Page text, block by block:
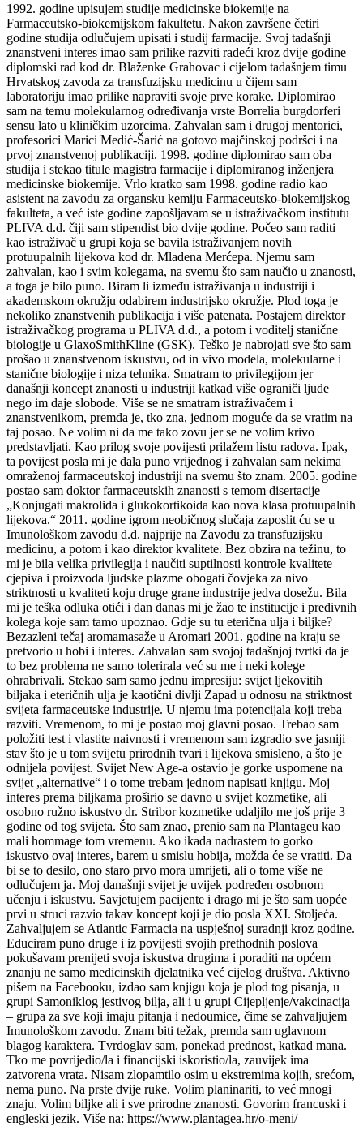
1992. godine upisujem studije medicinske biokemije na
Farmaceutsko-biokemijskom fakultetu. Nakon završene četiri
godine studija odlučujem upisati i studij farmacije. Svoj tadašnji
znanstveni interes imao sam prilike razviti radeći kroz dvije godine
diplomski rad kod dr. Blaženke Grahovac i cijelom tadašnjem timu
Hrvatskog zavoda za transfuzijsku medicinu u čijem sam
laboratoriju imao prilike napraviti svoje prve korake. Diplomirao
sam na temu molekularnog određivanja vrste Borrelia burgdorferi
sensu lato u kliničkim uzorcima. Zahvalan sam i drugoj mentorici,
profesorici Marici Medić-Šarić na gotovo majčinskoj podršci i na
prvoj znanstvenoj publikaciji. 1998. godine diplomirao sam oba
studija i stekao titule magistra farmacije i diplomiranog inženjera
medicinske biokemije. Vrlo kratko sam 1998. godine radio kao
asistent na zavodu za organsku kemiju Farmaceutsko-biokemijskog
fakulteta, a već iste godine zapošljavam se u istraživačkom institutu
PLIVA d.d. čiji sam stipendist bio dvije godine. Počeo sam raditi
kao istraživač u grupi koja se bavila istraživanjem novih
protuupalnih lijekova kod dr. Mladena Merćepa. Njemu sam
zahvalan, kao i svim kolegama, na svemu što sam naučio u znanosti,
a toga je bilo puno. Biram li između istraživanja u industriji i
akademskom okružju odabirem industrijsko okružje. Plod toga je
nekoliko znanstvenih publikacija i više patenata. Postajem direktor
istraživačkog programa u PLIVA d.d., a potom i voditelj stanične
biologije u GlaxoSmithKline (GSK). Teško je nabrojati sve što sam
prošao u znanstvenom iskustvu, od in vivo modela, molekularne i
stanične biologije i niza tehnika. Smatram to privilegijom jer
današnji koncept znanosti u industriji katkad više ograniči ljude
nego im daje slobode. Više se ne smatram istraživačem i
znanstvenikom, premda je, tko zna, jednom moguće da se vratim na
taj posao. Ne volim ni da me tako zovu jer se ne volim krivo
predstavljati. Kao prilog svoje povijesti prilažem listu radova. Ipak,
ta povijest posla mi je dala puno vrijednog i zahvalan sam nekima
omraženoj farmaceutskoj industriji na svemu što znam. 2005. godine
postao sam doktor farmaceutskih znanosti s temom disertacije
„Konjugati makrolida i glukokortikoida kao nova klasa protuupalnih
lijekova.“ 2011. godine igrom neobičnog slučaja zaposlit ću se u
Imunološkom zavodu d.d. najprije na Zavodu za transfuzijsku
medicinu, a potom i kao direktor kvalitete. Bez obzira na težinu, to
mi je bila velika privilegija i naučiti suptilnosti kontrole kvalitete
cjepiva i proizvoda ljudske plazme obogati čovjeka za nivo
striktnosti u kvaliteti koju druge grane industrije jedva dosežu. Bila
mi je teška odluka otići i dan danas mi je žao te institucije i predivnih
kolega koje sam tamo upoznao. Gdje su tu eterična ulja i biljke?
Bezazleni tečaj aromamasaže u Aromari 2001. godine na kraju se
pretvorio u hobi i interes. Zahvalan sam svojoj tadašnjoj tvrtki da je
to bez problema ne samo tolerirala već su me i neki kolege
ohrabrivali. Stekao sam samo jednu impresiju: svijet ljekovitih
biljaka i eteričnih ulja je kaotični divlji Zapad u odnosu na striktnost
svijeta farmaceutske industrije. U njemu ima potencijala koji treba
razviti. Vremenom, to mi je postao moj glavni posao. Trebao sam
položiti test i vlastite naivnosti i vremenom sam izgradio sve jasniji
stav što je u tom svijetu prirodnih tvari i lijekova smisleno, a što je
odnijela povijest. Svijet New Age-a ostavio je gorke uspomene na
svijet „alternative“ i o tome trebam jednom napisati knjigu. Moj
interes prema biljkama proširio se davno u svijet kozmetike, ali
osobno ružno iskustvo dr. Stribor kozmetike udaljilo me još prije 3
godine od tog svijeta. Što sam znao, prenio sam na Plantageu kao
mali hommage tom vremenu. Ako ikada nadrastem to gorko
iskustvo ovaj interes, barem u smislu hobija, možda će se vratiti. Da
bi se to desilo, ono staro prvo mora umrijeti, ali o tome više ne
odlučujem ja. Moj današnji svijet je uvijek podređen osobnom
učenju i iskustvu. Savjetujem pacijente i drago mi je što sam uopće
prvi u struci razvio takav koncept koji je dio posla XXI. Stoljeća.
Zahvaljujem se Atlantic Farmacia na uspješnoj suradnji kroz godine.
Educiram puno druge i iz povijesti svojih prethodnih poslova
pokušavam prenijeti svoja iskustva drugima i poraditi na općem
znanju ne samo medicinskih djelatnika već cijelog društva. Aktivno
pišem na Facebooku, izdao sam knjigu koja je plod tog pisanja, u
grupi Samoniklog jestivog bilja, ali i u grupi Cijepljenje/vakcinacija
– grupa za sve koji imaju pitanja i nedoumice, čime se zahvaljujem
Imunološkom zavodu. Znam biti težak, premda sam uglavnom
blagog karaktera. Tvrdoglav sam, ponekad prednost, katkad mana.
Tko me povrijedio/la i financijski iskoristio/la, zauvijek ima
zatvorena vrata. Nisam zlopamtilo osim u ekstremima kojih, srećom,
nema puno. Na prste dvije ruke. Volim planinariti, to već mnogi
znaju. Volim biljke ali i sve prirodne znanosti. Govorim francuski i
engleski jezik. Više na: https://www.plantagea.hr/o-meni/